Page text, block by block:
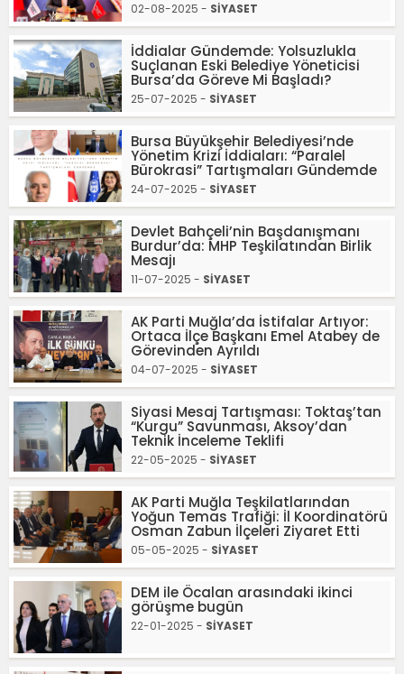
02-08-2025 - SİYASET
İddialar Gündemde: Yolsuzlukla
Suçlanan Eski Belediye Yöneticisi
Bursa’da Göreve Mi Başladı?
25-07-2025 - SİYASET
Bursa Büyükşehir Belediyesi’nde
Yönetim Krizi İddiaları: “Paralel
Bürokrasi” Tartışmaları Gündemde
24-07-2025 - SİYASET
Devlet Bahçeli’nin Başdanışmanı
Burdur’da: MHP Teşkilatından Birlik
Mesajı
11-07-2025 - SİYASET
AK Parti Muğla’da İstifalar Artıyor:
Ortaca İlçe Başkanı Emel Atabey de
Görevinden Ayrıldı
04-07-2025 - SİYASET
Siyasi Mesaj Tartışması: Toktaş’tan
“Kurgu” Savunması, Aksoy’dan
Teknik İnceleme Teklifi
22-05-2025 - SİYASET
AK Parti Muğla Teşkilatlarından
Yoğun Temas Trafiği: İl Koordinatörü
Osman Zabun İlçeleri Ziyaret Etti
05-05-2025 - SİYASET
DEM ile Öcalan arasındaki ikinci
görüşme bugün
22-01-2025 - SİYASET